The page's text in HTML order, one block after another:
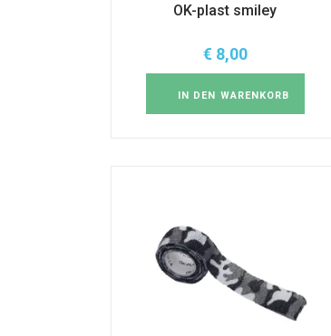
OK-plast smiley
€8,00
IN DEN WARENKORB